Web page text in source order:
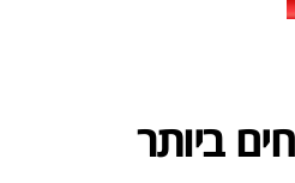
ביותר